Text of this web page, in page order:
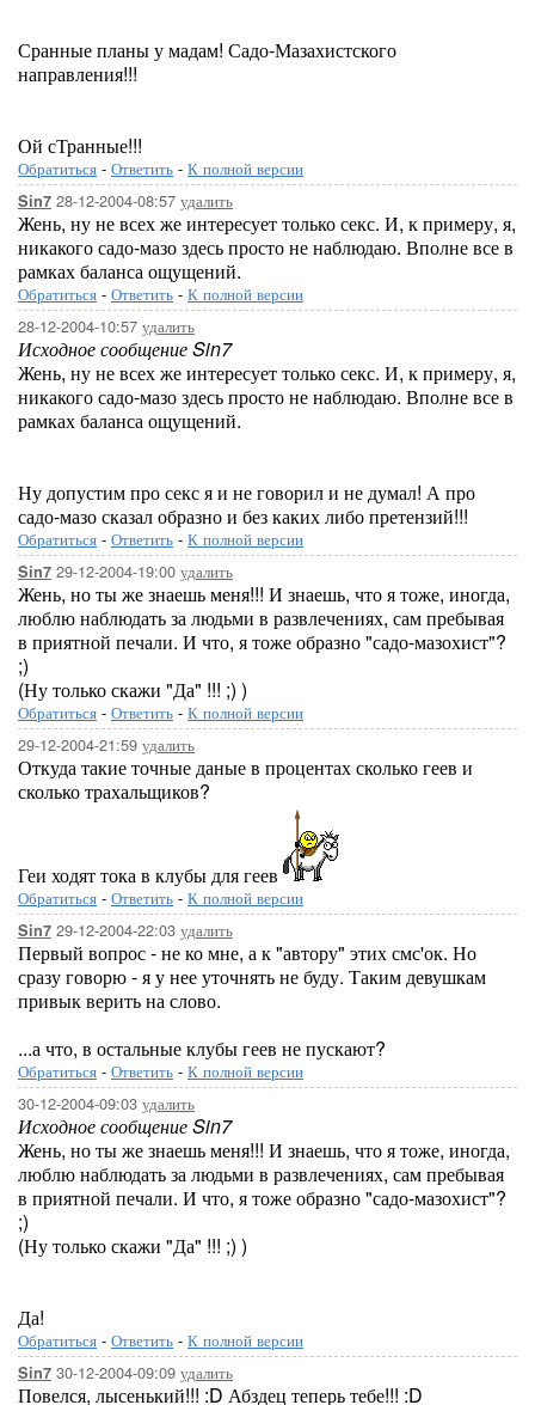
Сранные планы у мадам! Садо-Мазахистского
направления!!!
Ой сТранные!!!
Обратиться - Ответить - К полной версии
Sin7 28-12-2004-08:57 удалить
Жень, ну не всех же интересует только секс. И, к примеру, я,
никакого садо-мазо здесь просто не наблюдаю. Вполне все в
рамках баланса ощущений.
Обратиться - Ответить - К полной версии
28-12-2004-10:57 удалить
Исходное сообщение Sin7
Жень, ну не всех же интересует только секс. И, к примеру, я,
никакого садо-мазо здесь просто не наблюдаю. Вполне все в
рамках баланса ощущений.
Ну допустим про секс я и не говорил и не думал! А про
садо-мазо сказал образно и без каких либо претензий!!!
Обратиться - Ответить - К полной версии
Sin7 29-12-2004-19:00 удалить
Жень, но ты же знаешь меня!!! И знаешь, что я тоже, иногда,
люблю наблюдать за людьми в развлечениях, сам пребывая
в приятной печали. И что, я тоже образно "садо-мазохист"?
;)
(Ну только скажи "Да" !!! ;) )
Обратиться - Ответить - К полной версии
29-12-2004-21:59 удалить
Откуда такие точные даные в процентах сколько геев и
сколько трахальщиков?
Геи ходят тока в клубы для геев
Обратиться - Ответить - К полной версии
Sin7 29-12-2004-22:03 удалить
Первый вопрос - не ко мне, а к "автору" этих смс'ок. Но
сразу говорю - я у нее уточнять не буду. Таким девушкам
привык верить на слово.
...а что, в остальные клубы геев не пускают?
Обратиться - Ответить - К полной версии
30-12-2004-09:03 удалить
Исходное сообщение Sin7
Жень, но ты же знаешь меня!!! И знаешь, что я тоже, иногда,
люблю наблюдать за людьми в развлечениях, сам пребывая
в приятной печали. И что, я тоже образно "садо-мазохист"?
;)
(Ну только скажи "Да" !!! ;) )
Да!
Обратиться - Ответить - К полной версии
Sin7 30-12-2004-09:09 удалить
Повелся, лысенький!!! :D Абздец теперь тебе!!! :D